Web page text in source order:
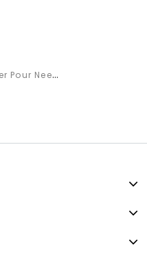
CORAVIN™ Faster Pour Needle